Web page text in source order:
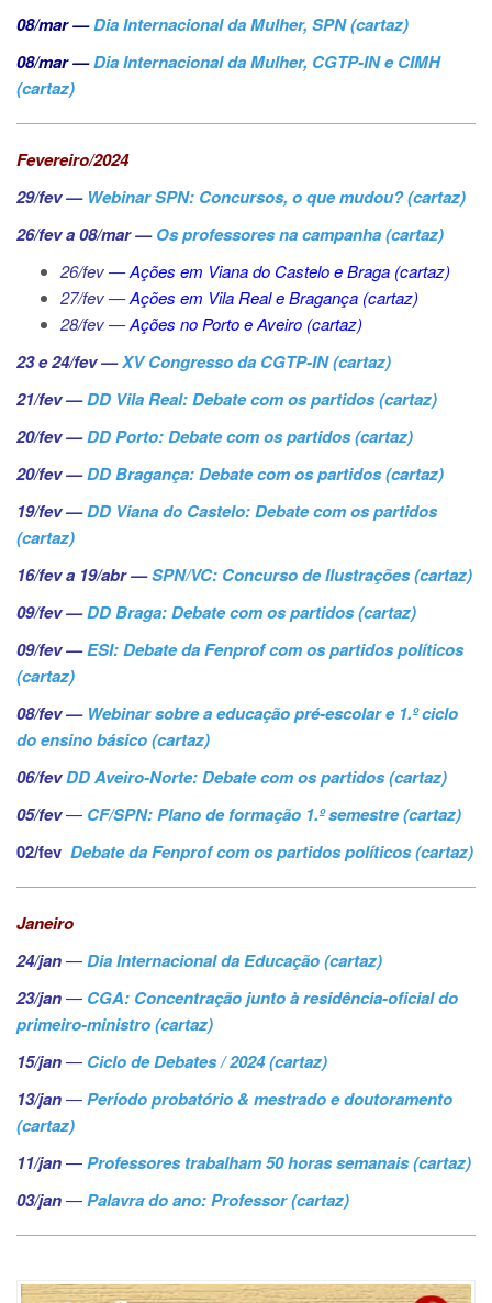
08/mar —Dia Internacional da Mulher, SPN (cartaz)
08/mar —Dia Internacional da Mulher, CGTP-IN e CIMH
(cartaz)
Fevereiro/2024
29/fev — Webinar SPN: Concursos, o que mudou? (cartaz)
26/fev a 08/mar —Os professores na campanha (cartaz)
26/fev —Ações em Viana do Castelo e Braga (cartaz)
27/fev —Ações em Vila Real e Bragança (cartaz)
28/fev —Ações no Porto e Aveiro (cartaz)
23 e 24/fev —XV Congresso da CGTP-IN (cartaz)
21/fev —DD Vila Real: Debate com os partidos (cartaz)
20/fev —DD Porto: Debate com os partidos (cartaz)
20/fev —DD Bragança: Debate com os partidos (cartaz)
19/fev —DD Viana do Castelo: Debate com os partidos
(cartaz)
16/fev a 19/abr —SPN/VC: Concurso de Ilustrações (cartaz)
09/fev —DD Braga: Debate com os partidos (cartaz)
09/fev —ESI: Debate da Fenprof com os partidos políticos
(cartaz)
08/fev — Webinar sobre a educação pré-escolar e 1.º ciclo
do ensino básico (cartaz)
06/fevDD Aveiro-Norte: Debate com os partidos (cartaz)
05/fev— CF/SPN: Plano de formação 1.º semestre (cartaz)
02/fev Debate da Fenprof com os partidos políticos (cartaz)
Janeiro
24/jan—Dia Internacional da Educação (cartaz)
23/jan— CGA: Concentração junto à residência-oficial do
primeiro-ministro (cartaz)
15/jan— Ciclo de Debates / 2024 (cartaz)
13/jan—Período probatório & mestrado e doutoramento
(cartaz)
11/jan—Professores trabalham 50 horas semanais (cartaz)
03/jan—Palavra do ano: Professor (cartaz)